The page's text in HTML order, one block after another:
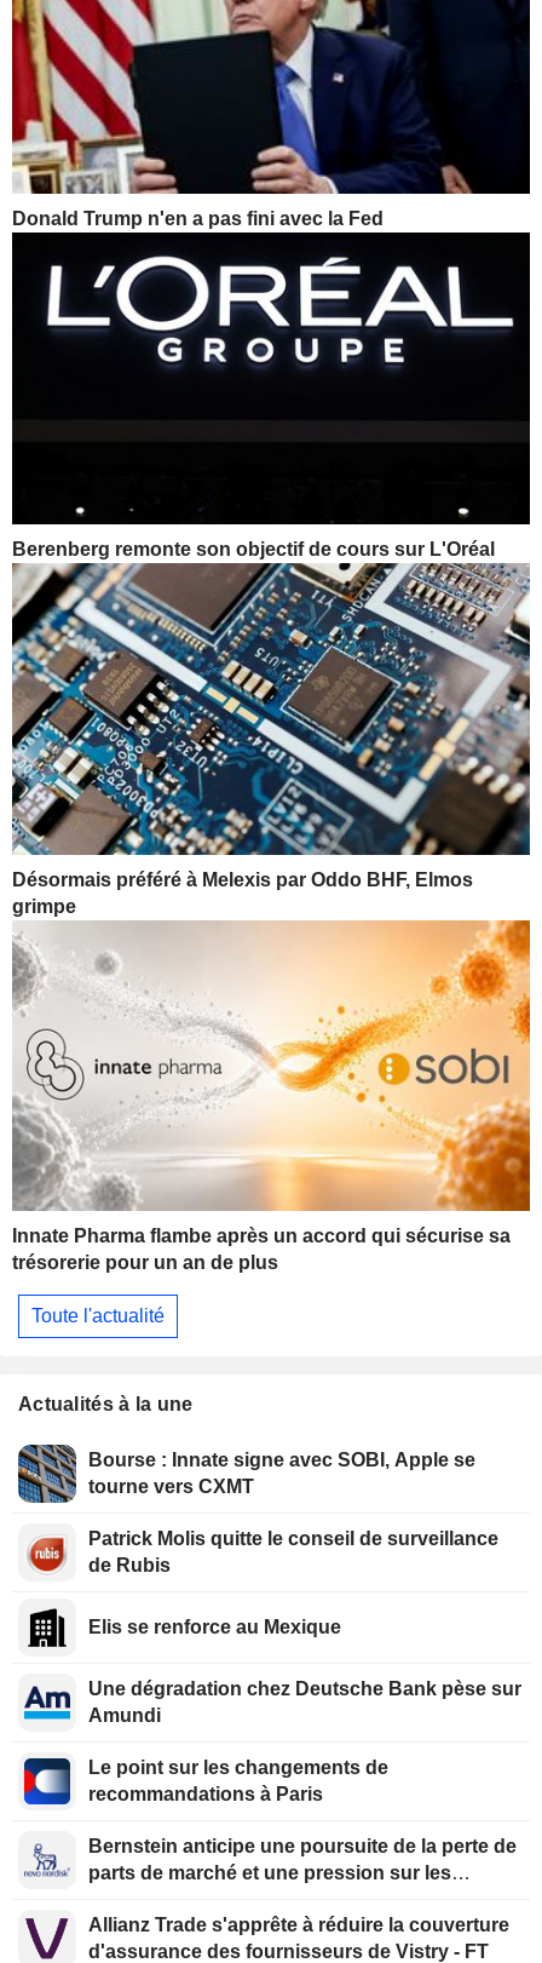
Donald Trump n'en a pas fini avec la Fed
Berenberg remonte son objectif de cours sur L'Oréal
Désormais préféré à Melexis par Oddo BHF, Elmos
grimpe
Innate Pharma flambe après un accord qui sécurise sa
trésorerie pour un an de plus
Toute l'actualité
Actualités à la une
Bourse : Innate signe avec SOBI, Apple se
tourne vers CXMT
Patrick Molis quitte le conseil de surveillance
de Rubis
Elis se renforce au Mexique
Une dégradation chez Deutsche Bank pèse sur
Amundi
Le point sur les changements de
recommandations à Paris
Bernstein anticipe une poursuite de la perte de
parts de marché et une pression sur les
GLP-1 aux États-Unis
Allianz Trade s'apprête à réduire la couverture
d'assurance des fournisseurs de Vistry - FT